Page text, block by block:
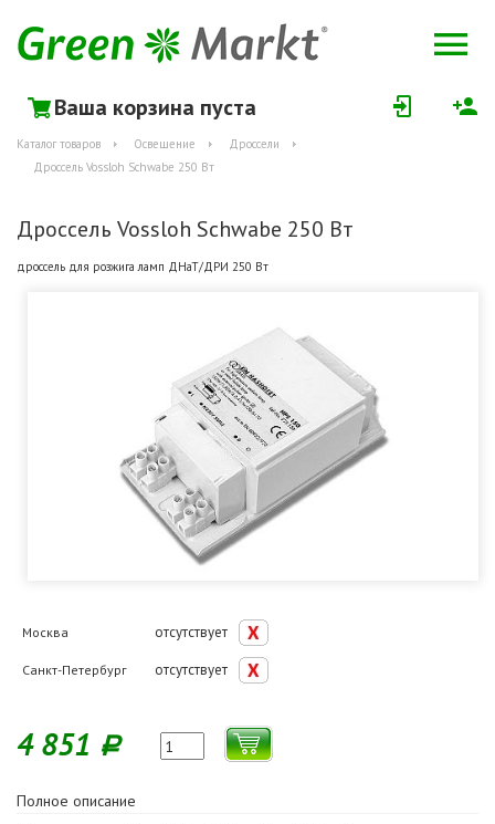
Ваша корзина пуста
Каталог товаров Освещение
Дроссели
Дроссель Vossloh Schwabe 250 Вт
Дроссель Vossloh Schwabe 250 Вт
дроссель для розжига ламп ДНаТ/ДРИ 250 Вт
Москва отсутствует
Санкт-Петербург отсутствует
4 851 Р
Полное описание